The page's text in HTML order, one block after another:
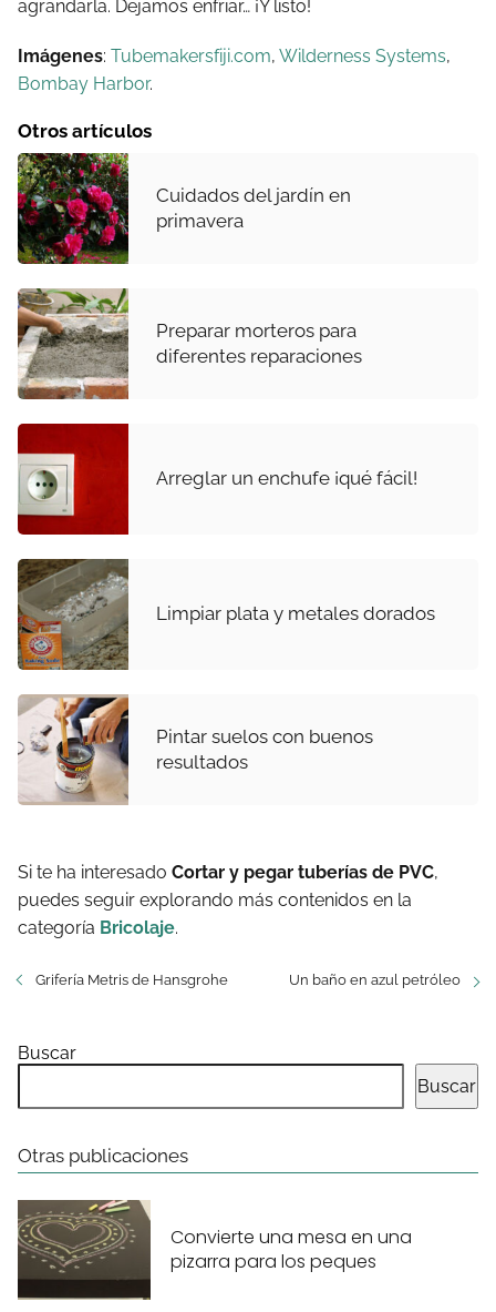
agrandarla. Dejamos enfriar… ¡Y listo!
Imágenes: Tubemakersfiji.com, Wilderness Systems,
Bombay Harbor.
Otros artículos
Cuidados del jardín en
primavera
Preparar morteros para
diferentes reparaciones
Arreglar un enchufe ¡qué fácil!
Limpiar plata y metales dorados
Pintar suelos con buenos
resultados
Si te ha interesado Cortar y pegar tuberías de PVC,
puedes seguir explorando más contenidos en la
categoría Bricolaje.
Grifería Metris de Hansgrohe Un baño en azul petróleo
Buscar
Buscar
Otras publicaciones
Convierte una mesa en una
pizarra para los peques